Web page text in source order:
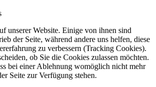
unserer Website. Einige von ihnen sind
der Seite, während andere uns helfen, diese
zu verbessern (Tracking Cookies).
ob Sie die Cookies zulassen möchten.
bei einer Ablehnung womöglich nicht mehr
Seite zur Verfügung stehen.